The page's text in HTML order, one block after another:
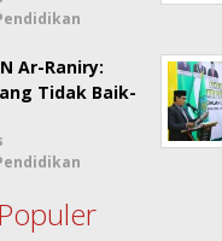
Ar-Raniry:
Tidak Baik-